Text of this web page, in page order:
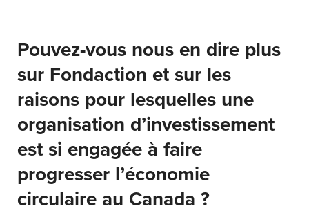
Pouvez-vous nous en dire plus
sur Fondaction et sur les
raisons pour lesquelles une
organisation d’investissement
est si engagée à faire
progresser l’économie
circulaire au Canada ?